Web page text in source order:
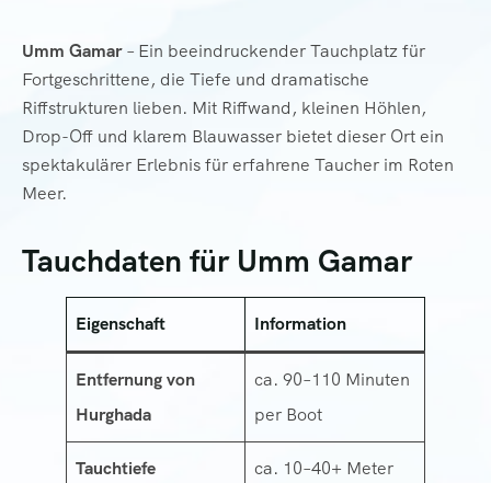
Umm Gamar– Ein beeindruckender Tauchplatz für
Fortgeschrittene, die Tiefe und dramatische
Riffstrukturen lieben. Mit Riffwand, kleinen Höhlen,
Drop-Off und klarem Blauwasser bietet dieser Ort ein
spektakulärer Erlebnis für erfahrene Taucher im Roten
Meer.
Tauchdaten für Umm Gamar
Eigenschaft Information
Entfernung von
Hurghada
ca. 90–110 Minuten
per Boot
Tauchtiefe ca. 10–40+ Meter